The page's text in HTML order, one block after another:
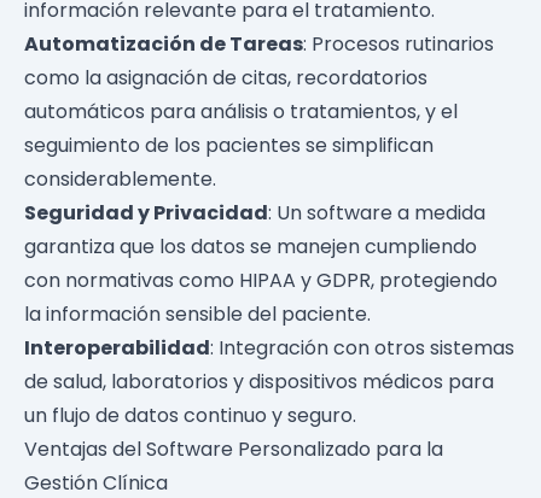
información relevante para el tratamiento.
Automatización de Tareas: Procesos rutinarios
como la asignación de citas, recordatorios
automáticos para análisis o tratamientos, y el
seguimiento de los pacientes se simplifican
considerablemente.
Seguridad y Privacidad: Un software a medida
garantiza que los datos se manejen cumpliendo
con normativas como HIPAA y GDPR, protegiendo
la información sensible del paciente.
Interoperabilidad: Integración con otros sistemas
de salud, laboratorios y dispositivos médicos para
un flujo de datos continuo y seguro.
Ventajas del Software Personalizado para la
Gestión Clínica